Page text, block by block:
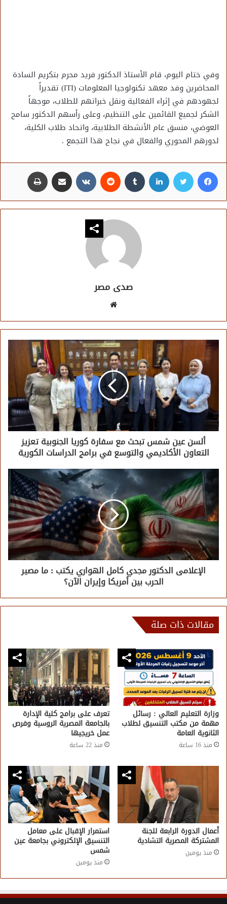
وفي ختام اليوم، قام الأستاذ الدكتور فريد محرم بتكريم السادة
المحاضرين وفد معهد تكنولوجيا المعلومات (ITI) تقديراً
لجهودهم في إثراء الفعالية ونقل خبراتهم للطلاب، موجهاً
الشكر لجميع القائمين على التنظيم، وعلى رأسهم الدكتور سامح
العوضي، منسق عام الأنشطة الطلابية، واتحاد طلاب الكلية،
لدورهم المحوري والفعال في نجاح هذا التجمع .
فيسبوك تويتر لينكدإن مشاركة عبر البريد
صدى مصر
ألسن عين شمس تبحث مع سفارة كوريا الجنوبية تعزيز
التعاون الأكاديمي والتوسع في برامج الدراسات الكورية
الإعلامى الدكتور مجدي كامل الهواري يكتب : ما مصير
الحرب بين أمريكا وإيران الآن؟
مقالات ذات صلة
وزارة التعليم العالي : رسائل
مهمة من مكتب التنسيق لطلاب
الثانوية العامة
منذ 16 ساعة
تعرف على برامج كلية الإدارة
بالجامعة المصرية الروسية وفرص
عمل خريجيها
منذ 22 ساعة
أعمال الدورة الرابعة للجنة
المشتركة المصرية التشادية
منذ يومين
استمرار الإقبال على معامل
التنسيق الإلكتروني بجامعة عين
شمس
منذ يومين